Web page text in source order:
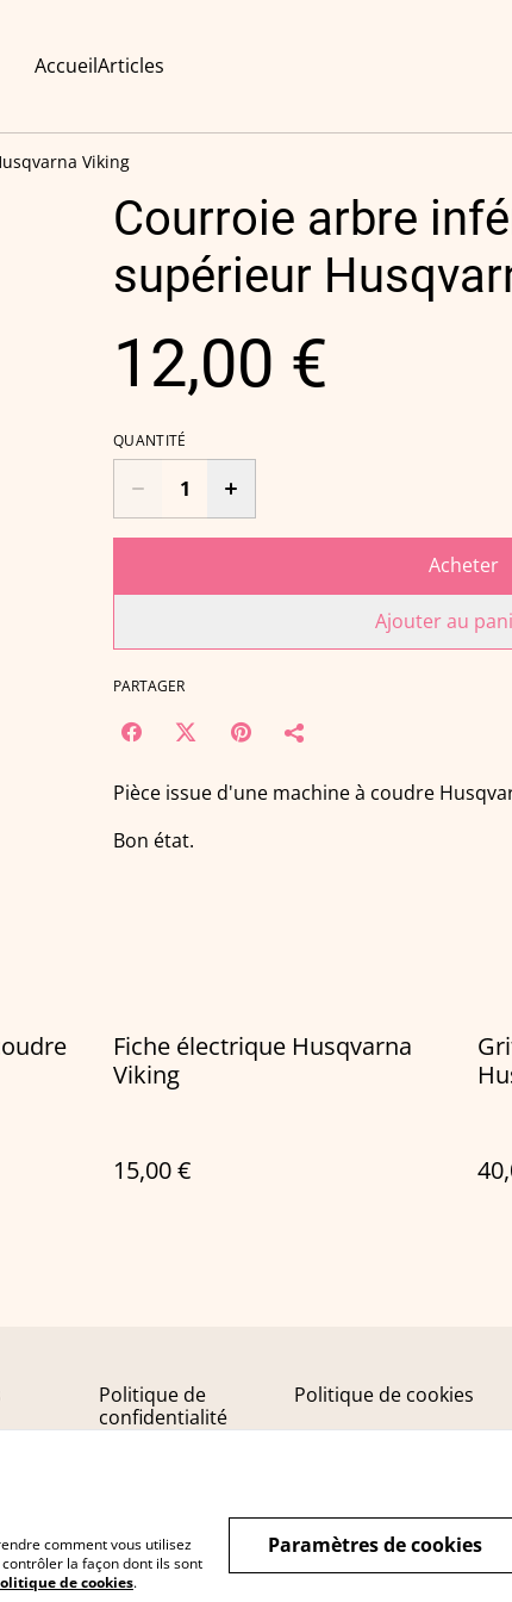
AccueilArticles
Viking
Courroie arbre
supérieur
12,00 €
QUANTITÉ
Acheter
Ajouter au
PARTAGER
Pièce issue d'une machine à coudre
Bon état.
Fiche électrique Husqvarna
Viking
15,00 €
Politique de
confidentialité
Politique de cookies
comment vous utilisez
la façon dont ils sont
de cookies.
Paramètres de cookies